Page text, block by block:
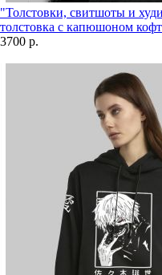
"Толстовки, свитшоты и
толстовка с капюшоном
3700 р.